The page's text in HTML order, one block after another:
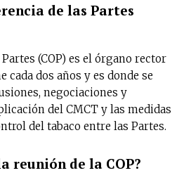
de las Partes
(COP) es el órgano rector
cada dos años y es donde se
negociaciones y
del CMCT y las medidas
del tabaco entre las Partes.
reunión de la COP?